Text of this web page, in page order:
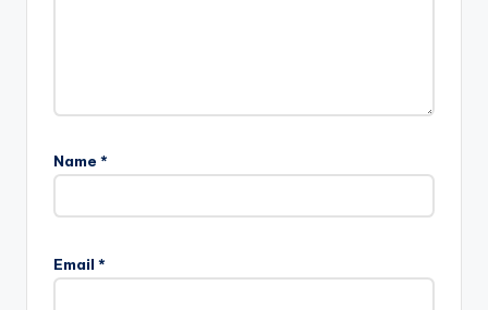
Name *
Email *